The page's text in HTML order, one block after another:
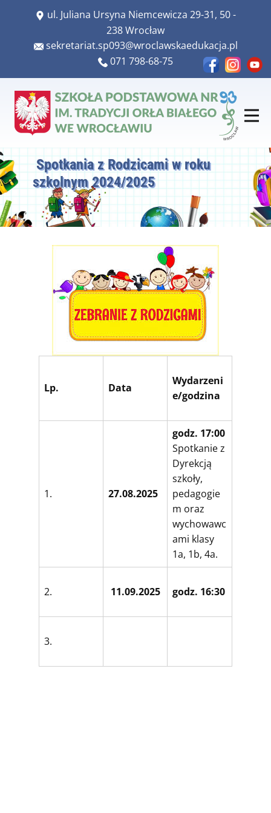
​ul. Juliana Ursyna Niemcewicza 29-31, 50 -
238 Wrocław
​​sekretariat.sp093@wroclawskaedukacja.pl
​​071 798-68-75
Spotkania z Rodzicami w roku
szkolnym 2024/2025
Lp. Data
Wydarzeni
e/godzina
1. 27.08.2025
godz. 17:00
Spotkanie z
Dyrekcją
szkoły,
pedagogie
m oraz
wychowawc
ami klasy
1a, 1b, 4a.
2. 11.09.2025 godz. 16:30
3.